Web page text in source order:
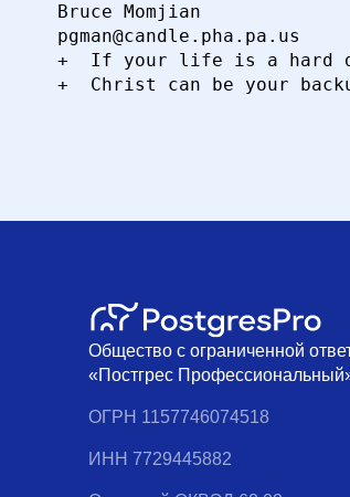
Bruce Momjian
pgman@candle.pha.pa.us
+  If your life is a hard
Общество с ограниченной
«Постгрес
ОГРН 1157746074518
ИНН 7729445882